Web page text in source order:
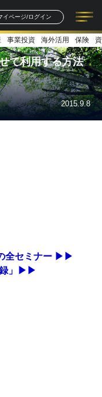
イページ/ログイン
記事一覧 連載一覧
著者一覧 書籍一覧
事業投資 海外活用 保険
て利用する方法
2015.9.8
全セミナー ▶▶
録」▶▶